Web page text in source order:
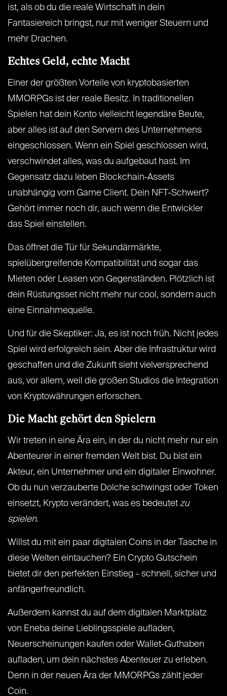
ist, als ob du die reale Wirtschaft in dein
Fantasiereich bringst, nur mit weniger Steuern und
mehr Drachen.
Echtes Geld, echte Macht
Einer der größten Vorteile von kryptobasierten
MMORPGs ist der reale Besitz. In traditionellen
Spielen hat dein Konto vielleicht legendäre Beute,
aber alles ist auf den Servern des Unternehmens
eingeschlossen. Wenn ein Spiel geschlossen wird,
verschwindet alles, was du aufgebaut hast. Im
Gegensatz dazu leben Blockchain-Assets
unabhängig vom Game Client. Dein NFT-Schwert?
Gehört immer noch dir, auch wenn die Entwickler
das Spiel einstellen.
Das öffnet die Tür für Sekundärmärkte,
spielübergreifende Kompatibilität und sogar das
Mieten oder Leasen von Gegenständen. Plötzlich ist
dein Rüstungsset nicht mehr nur cool, sondern auch
eine Einnahmequelle.
Und für die Skeptiker: Ja, es ist noch früh. Nicht jedes
Spiel wird erfolgreich sein. Aber die Infrastruktur wird
geschaffen und die Zukunft sieht vielversprechend
aus, vor allem, weil die großen Studios die Integration
von Kryptowährungen erforschen.
Die Macht gehört den Spielern
Wir treten in eine Ära ein, in der du nicht mehr nur ein
Abenteurer in einer fremden Welt bist. Du bist ein
Akteur, ein Unternehmer und ein digitaler Einwohner.
Ob du nun verzauberte Dolche schwingst oder Token
einsetzt, Krypto verändert, was es bedeutet zu
spielen.
Willst du mit ein paar digitalen Coins in der Tasche in
diese Welten eintauchen? Ein Crypto Gutschein
bietet dir den perfekten Einstieg – schnell, sicher und
anfängerfreundlich.
Außerdem kannst du auf dem digitalen Marktplatz
von Eneba deine Lieblingsspiele aufladen,
Neuerscheinungen kaufen oder Wallet-Guthaben
aufladen, um dein nächstes Abenteuer zu erleben.
Denn in der neuen Ära der MMORPGs zählt jeder
Coin.